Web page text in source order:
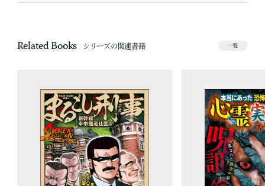
Related Books シリーズの関連書籍 一覧